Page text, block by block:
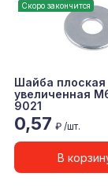
Скоро закончится
Шайба плоская
увеличенная
9021
0,57 ₽ /шт.
В